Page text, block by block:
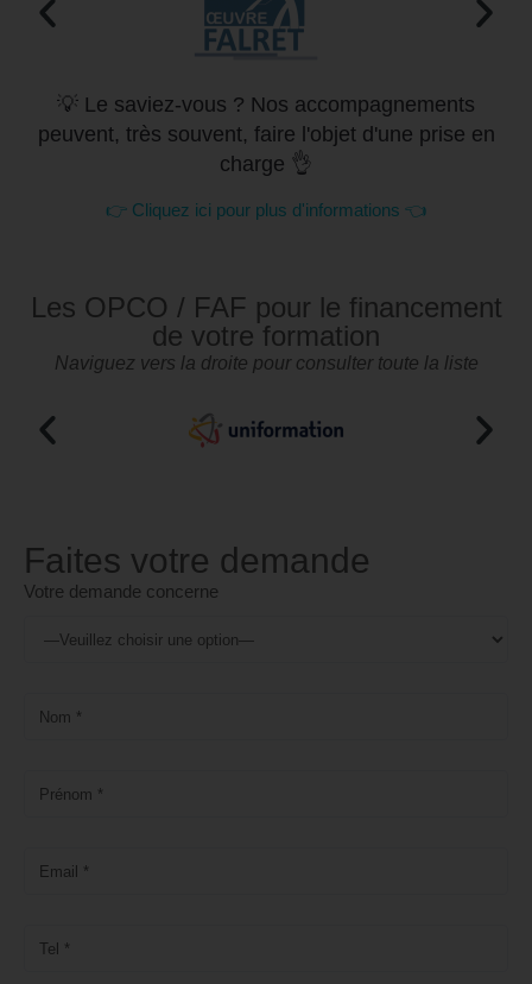
💡 Le saviez-vous ? Nos accompagnements
peuvent, très souvent, faire l'objet d'une prise en
charge 👌
👉 Cliquez ici pour plus d'informations 👈
Les OPCO / FAF pour le financement
de votre formation
Naviguez vers la droite pour consulter toute la liste
Faites votre demande
Votre demande concerne